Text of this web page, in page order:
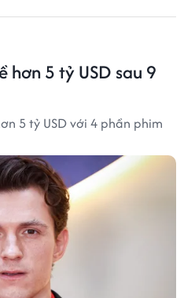
hơn 5 tỷ USD sau 9
5 tỷ USD với 4 phần phim